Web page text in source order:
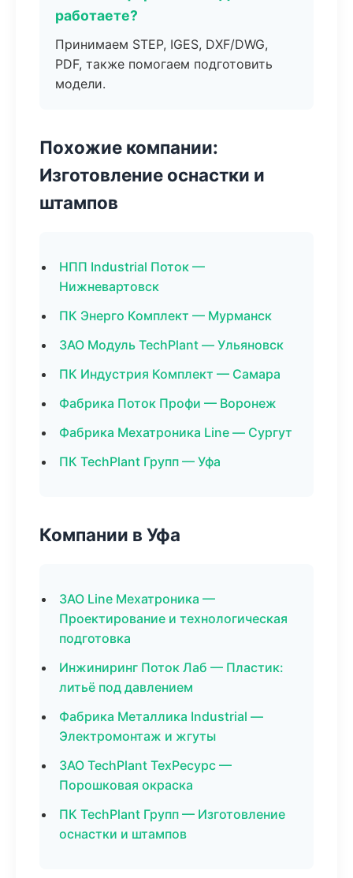
работаете?
Принимаем STEP, IGES, DXF/DWG,
PDF, также помогаем подготовить
модели.
Похожие компании:
Изготовление оснастки и
штампов
НПП Industrial Поток —
Нижневартовск
ПК Энерго Комплект — Мурманск
ЗАО Модуль TechPlant — Ульяновск
ПК Индустрия Комплект — Самара
Фабрика Поток Профи — Воронеж
Фабрика Мехатроника Line — Сургут
ПК TechPlant Групп — Уфа
Компании в Уфа
ЗАО Line Мехатроника —
Проектирование и технологическая
подготовка
Инжиниринг Поток Лаб — Пластик:
литьё под давлением
Фабрика Металлика Industrial —
Электромонтаж и жгуты
ЗАО TechPlant ТехРесурс —
Порошковая окраска
ПК TechPlant Групп — Изготовление
оснастки и штампов